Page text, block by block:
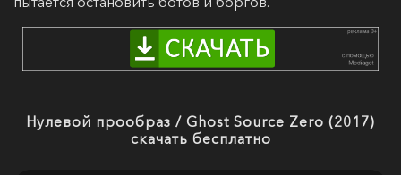
Нулевой прообраз / Ghost Source Zero (2017)
скачать бесплатно